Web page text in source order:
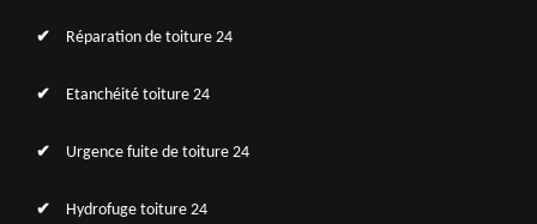
Réparation de toiture 24
Etanchéité toiture 24
Urgence fuite de toiture 24
Hydrofuge toiture 24